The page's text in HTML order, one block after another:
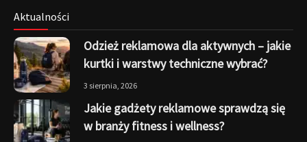
Aktualności
Odzież reklamowa dla aktywnych – jakie
kurtki i warstwy techniczne wybrać?
3 sierpnia, 2026
Jakie gadżety reklamowe sprawdzą się
w branży fitness i wellness?